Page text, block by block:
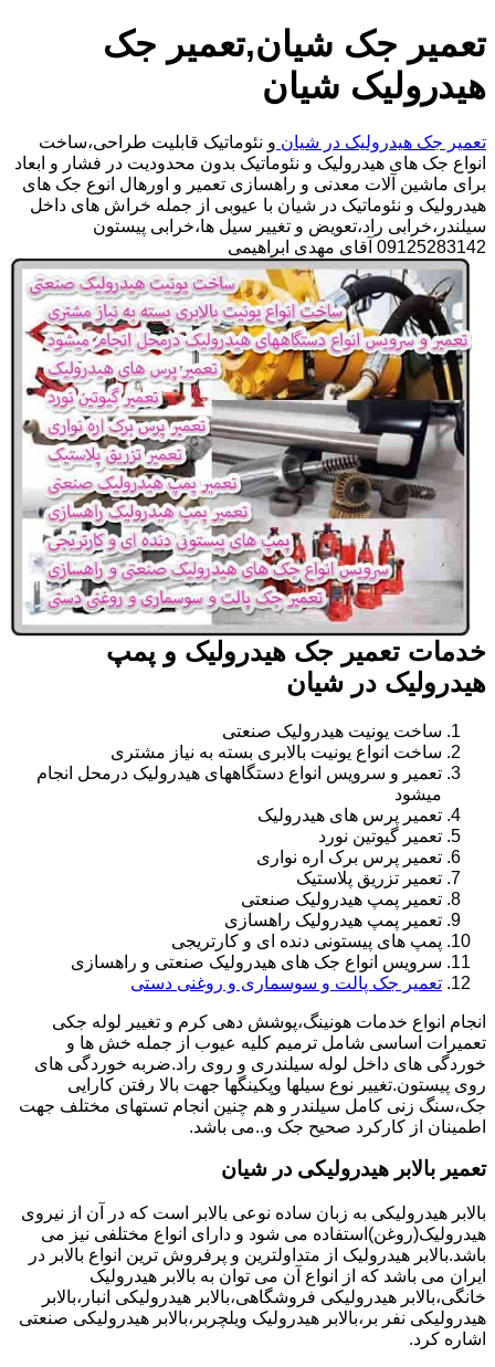
تعمیر جک شیان,تعمیر جک
هیدرولیک شیان
تعمیر جک هیدرولیک در شیان و نئوماتیک قابلیت طراحی،ساخت
انواع جک های هیدرولیک و نئوماتیک بدون محدودیت در فشار و ابعاد
برای ماشین آلات معدنی و راهسازی تعمیر و اورهال انوع جک های
هیدرولیک و نئوماتیک در شیان با عیوبی از جمله خراش های داخل
سیلندر،خرابی راد،تعویض و تغییر سیل ها،خرابی پیستون
09125283142 آقای مهدی ابراهیمی
خدمات تعمیر جک هیدرولیک و پمپ
هیدرولیک در شیان
ساخت یونیت هیدرولیک صنعتی
ساخت انواع یونیت بالابری بسته به نیاز مشتری
تعمیر و سرویس انواع دستگاههای هیدرولیک درمحل انجام
میشود
تعمیر پرس های هیدرولیک
تعمیر گیوتین نورد
تعمیر پرس برک اره نواری
تعمیر تزریق پلاستیک
تعمیر پمپ هیدرولیک صنعتی
تعمیر پمپ هیدرولیک راهسازی
پمپ های پیستونی دنده ای و کارتریجی
سرویس انواع جک های هیدرولیک صنعتی و راهسازی
تعمیر جک پالت و سوسماری و روغنی دستی
انجام انواع خدمات هونینگ،پوشش دهی کرم و تغییر لوله جکی
تعمیرات اساسی شامل ترمیم کلیه عیوب از جمله خش ها و
خوردگی های داخل لوله سیلندری و روی راد.ضربه خوردگی های
روی پیستون.تغییر نوع سیلها وپکینگها جهت بالا رفتن کارایی
جک،سنگ زنی کامل سیلندر و هم چنین انجام تستهای مختلف جهت
اطمینان از کارکرد صحیح جک و..می باشد.
تعمیر بالابر هیدرولیکی در شیان
بالابر هیدرولیکی به زبان ساده نوعی بالابر است که در آن از نیروی
هیدرولیک(روغن)استفاده می شود و دارای انواع مختلفی نیز می
باشد.بالابر هیدرولیک از متداولترین و پرفروش ترین انواع بالابر در
ایران می باشد که از انواع آن می توان به بالابر هیدرولیک
خانگی،بالابر هیدرولیکی فروشگاهی،بالابر هیدرولیکی انبار،بالابر
هیدرولیکی نفر بر،بالابر هیدرولیک ویلچربر،بالابر هیدرولیکی صنعتی
اشاره کرد.